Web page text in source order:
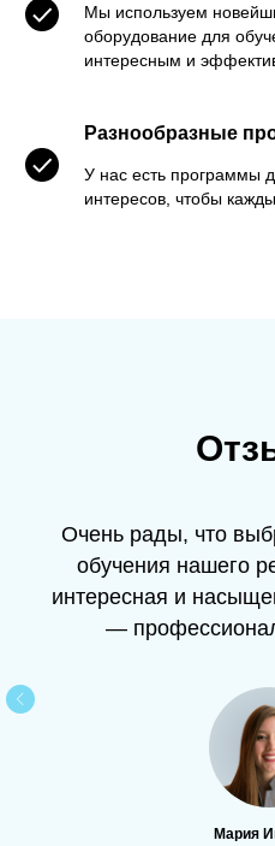
Мы используем
оборудование для
интересным и
Разнообразные
У нас есть программы
интересов, чтобы
Очень рады, что
обучения нашего
интересная и
—
Мария